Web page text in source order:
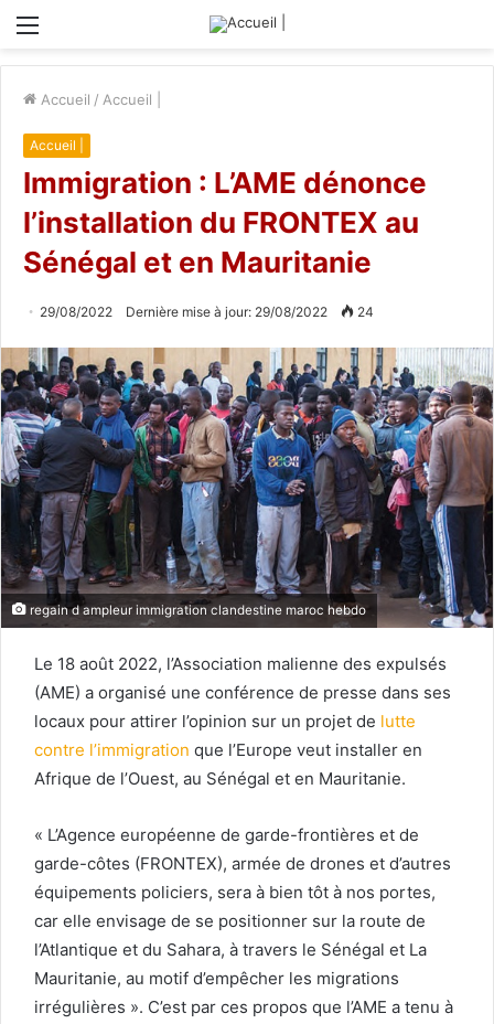
Menu
Accueil / Accueil |
Accueil |
Immigration : L’AME dénonce
l’installation du FRONTEX au
Sénégal et en Mauritanie
29/08/2022 Dernière mise à jour: 29/08/2022 24
regain d ampleur immigration clandestine maroc hebdo
Le 18 août 2022, l’Association malienne des expulsés
(AME) a organisé une conférence de presse dans ses
locaux pour attirer l’opinion sur un projet de lutte
contre l’immigration que l’Europe veut installer en
Afrique de l’Ouest, au Sénégal et en Mauritanie.
« L’Agence européenne de garde-frontières et de
garde-côtes (FRONTEX), armée de drones et d’autres
équipements policiers, sera à bien tôt à nos portes,
car elle envisage de se positionner sur la route de
l’Atlantique et du Sahara, à travers le Sénégal et La
Mauritanie, au motif d’empêcher les migrations
irrégulières ». C’est par ces propos que l’AME a tenu à